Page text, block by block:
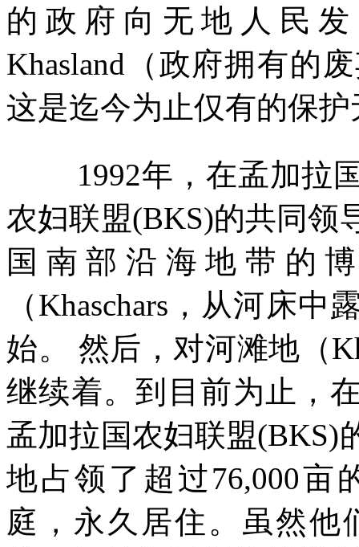
的政府向无地人民
Khasland （政府拥有的
这是迄今为止仅有的保
1992年，在孟加拉
农妇联盟(BKS)的共同领
国南部沿海地带的
（Khaschars ，从河床中
始。 然后，对河滩地（
继续着。到目前为止，
孟加拉国农妇联盟(BKS)
地占领了超过76,000亩
庭，永久居住。虽然他